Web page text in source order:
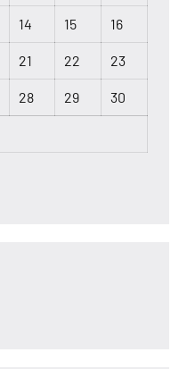
14 15 16
21 22 23
28 29 30